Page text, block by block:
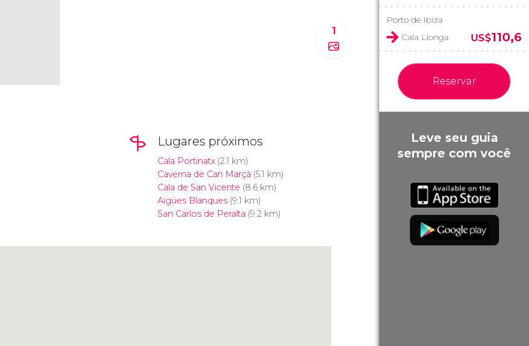
1
Lugares próximos
Cala Portinatx(2.1 km)
Caverna de Can Marçà (5.1 km)
Cala de San Vicente (8.6 km)
Aigües Blanques(9.1 km)
San Carlos de Peralta (9.2 km)
Porto de Ibiza
Cala Llonga
US$110,6
Reservar
Leve seu guia
sempre com você